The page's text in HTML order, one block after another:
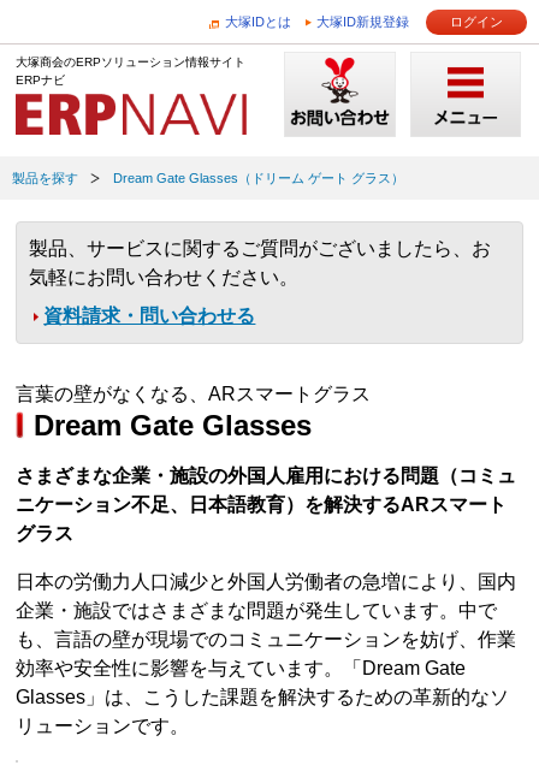
大塚IDとは 大塚ID新規登録 ログイン
大塚商会のERPソリューション情報サイト
ERPナビ
製品を探す Dream Gate Glasses（ドリーム ゲート グラス）
製品、サービスに関するご質問がございましたら、お
気軽にお問い合わせください。
資料請求・問い合わせる
言葉の壁がなくなる、ARスマートグラス
Dream Gate Glasses
さまざまな企業・施設の外国人雇用における問題（コミュ
ニケーション不足、日本語教育）を解決するARスマート
グラス
日本の労働力人口減少と外国人労働者の急増により、国内
企業・施設ではさまざまな問題が発生しています。中で
も、言語の壁が現場でのコミュニケーションを妨げ、作業
効率や安全性に影響を与えています。「Dream Gate
Glasses」は、こうした課題を解決するための革新的なソ
リューションです。